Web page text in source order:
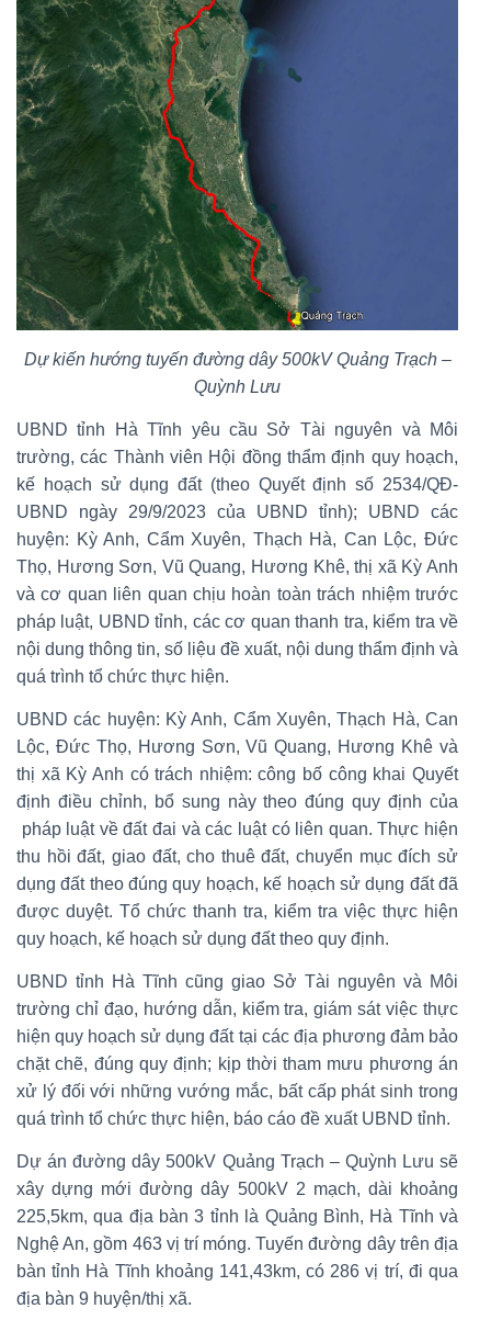
Dự kiến hướng tuyến đường dây 500kV Quảng Trạch –
Quỳnh Lưu
UBND tỉnh Hà Tĩnh yêu cầu Sở Tài nguyên và Môi
trường, các Thành viên Hội đồng thẩm định quy hoạch,
kế hoạch sử dụng đất (theo Quyết định số 2534/QĐ-
UBND ngày 29/9/2023 của UBND tỉnh); UBND các
huyện: Kỳ Anh, Cẩm Xuyên, Thạch Hà, Can Lộc, Đức
Thọ, Hương Sơn, Vũ Quang, Hương Khê, thị xã Kỳ Anh
và cơ quan liên quan chịu hoàn toàn trách nhiệm trước
pháp luật, UBND tỉnh, các cơ quan thanh tra, kiểm tra về
nội dung thông tin, số liệu đề xuất, nội dung thẩm định và
quá trình tổ chức thực hiện.
UBND các huyện: Kỳ Anh, Cẩm Xuyên, Thạch Hà, Can
Lộc, Đức Thọ, Hương Sơn, Vũ Quang, Hương Khê và
thị xã Kỳ Anh có trách nhiệm: công bố công khai Quyết
định điều chỉnh, bổ sung này theo đúng quy định của
pháp luật về đất đai và các luật có liên quan. Thực hiện
thu hồi đất, giao đất, cho thuê đất, chuyển mục đích sử
dụng đất theo đúng quy hoạch, kế hoạch sử dụng đất đã
được duyệt. Tổ chức thanh tra, kiểm tra việc thực hiện
quy hoạch, kế hoạch sử dụng đất theo quy định.
UBND tỉnh Hà Tĩnh cũng giao Sở Tài nguyên và Môi
trường chỉ đạo, hướng dẫn, kiểm tra, giám sát việc thực
hiện quy hoạch sử dụng đất tại các địa phương đảm bảo
chặt chẽ, đúng quy định; kịp thời tham mưu phương án
xử lý đối với những vướng mắc, bất cấp phát sinh trong
quá trình tổ chức thực hiện, báo cáo đề xuất UBND tỉnh.
Dự án đường dây 500kV Quảng Trạch – Quỳnh Lưu sẽ
xây dựng mới đường dây 500kV 2 mạch, dài khoảng
225,5km, qua địa bàn 3 tỉnh là Quảng Bình, Hà Tĩnh và
Nghệ An, gồm 463 vị trí móng. Tuyến đường dây trên địa
bàn tỉnh Hà Tĩnh khoảng 141,43km, có 286 vị trí, đi qua
địa bàn 9 huyện/thị xã.